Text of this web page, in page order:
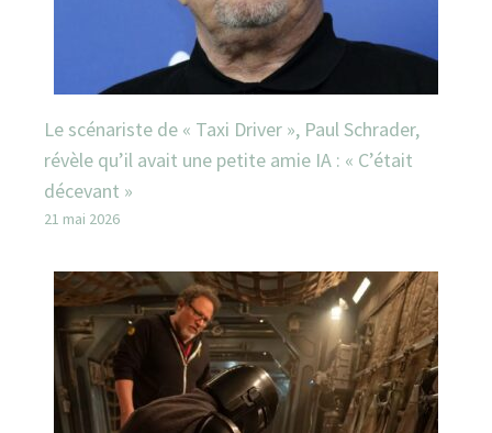
Le scénariste de « Taxi Driver », Paul Schrader,
révèle qu’il avait une petite amie IA : « C’était
décevant »
21 mai 2026